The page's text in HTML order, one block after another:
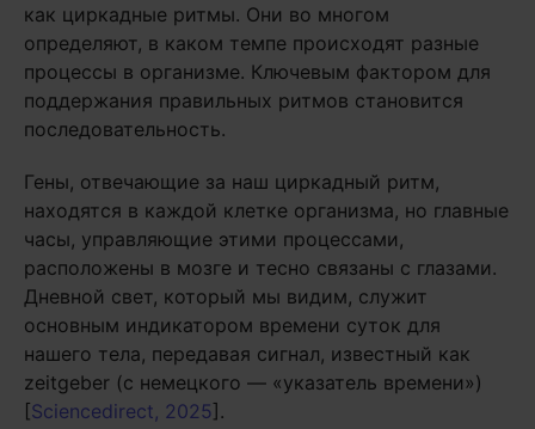
как циркадные ритмы. Они во многом
определяют, в каком темпе происходят разные
процессы в организме. Ключевым фактором для
поддержания правильных ритмов становится
последовательность.
Гены, отвечающие за наш циркадный ритм,
находятся в каждой клетке организма, но главные
часы, управляющие этими процессами,
расположены в мозге и тесно связаны с глазами.
Дневной свет, который мы видим, служит
основным индикатором времени суток для
нашего тела, передавая сигнал, известный как
zeitgeber (с немецкого — «указатель времени»)
[Sciencedirect, 2025].